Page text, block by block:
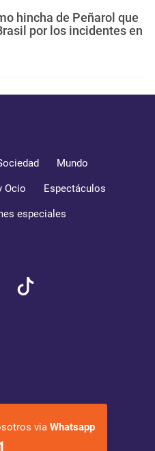
hincha de Peñarol que
por los incidentes en
Mundo
Ocio Espectáculos
especiales
via Whatsapp